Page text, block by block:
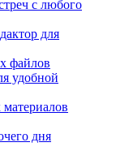
с любого
для
файлов
удобной
дня